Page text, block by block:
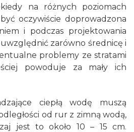
na różnych poziomach
oczywiście doprowadzona
i podczas projektowania
uwzględnić zarówno średnicę i
problemy ze stratami
powoduje za mały ich
ciepłą wodę muszą
od rur z zimną wodą,
jest to około 10 – 15 cm.